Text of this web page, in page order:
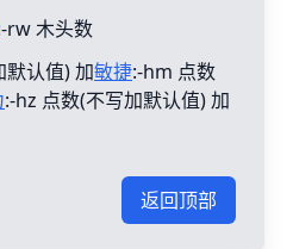
rw 木头数
默认值) 加敏捷:-hm 点数
:-hz 点数(不写加默认值) 加
返回顶部